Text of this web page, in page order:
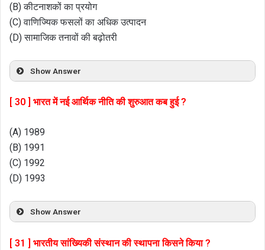
(B) कीटनाशकों का प्रयोग
(C) वाणिज्यिक फसलों का अधिक उत्पादन
(D) सामाजिक तनावों की बढ़ोतरी
Show Answer
[ 30 ] भारत में नई आर्थिक नीति की शुरुआत कब हुई ?
(A) 1989
(B) 1991
(C) 1992
(D) 1993
Show Answer
[ 31 ] भारतीय सांख्यिकी संस्थान की स्थापना किसने किया ?